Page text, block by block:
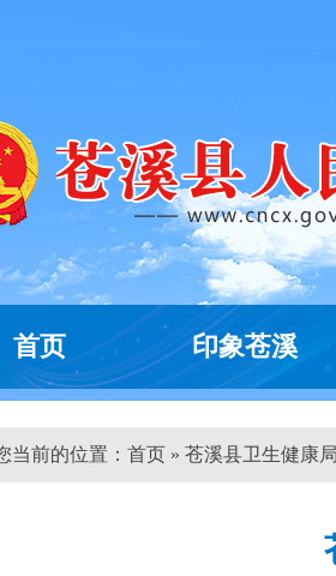
首页 印象苍溪
当前的位置： 首页 » 苍溪县卫生健康